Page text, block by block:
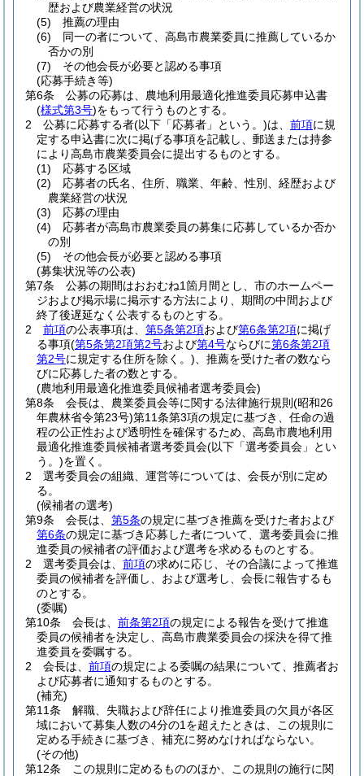
歴および農業経営の状況
(5)
推薦の理由
(6)
同一の者について、高島市農業委員に推薦しているか
否かの別
(7)
その他会長が必要と認める事項
(応募手続き等)
第6条
公募の応募は、農地利用最適化推進委員応募申込書
(様式第3号)をもって行うものとする。
2
公募に応募する者(以下「応募者」という。)は、 前項に規
定する申込書に次に掲げる事項を記載し、郵送または持参
により高島市農業委員会に提出するものとする。
(1)
応募する区域
(2)
応募者の氏名、住所、職業、年齢、性別、経歴および
農業経営の状況
(3)
応募の理由
(4)
応募者が高島市農業委員の募集に応募しているか否か
の別
(5)
その他会長が必要と認める事項
(募集状況等の公表)
第7条
公募の期間はおおむね1箇月間とし、市のホームペー
ジおよび掲示場に掲示する方法により、期間の中間および
終了後遅延なく公表するものとする。
2
前項の公表事項は、 第5条第2項および第6条第2項に掲げ
る事項(第5条第2項第2号および第4号ならびに第6条第2項
第2号に規定する住所を除く。) 、推薦を受けた者の数なら
びに応募した者の数とする。
(農地利用最適化推進委員候補者選考委員会)
第8条
会長は、農業委員会等に関する法律施行規則 (昭和26
年農林省令第23号)第11条第3項の規定に基づき、任命の過
程の公正性および透明性を確保するため、高島市農地利用
最適化推進委員候補者選考委員会(以下「選考委員会」とい
う。)を置く。
2
選考委員会の組織、運営等については、会長が別に定め
る。
(候補者の選考)
第9条
会長は、 第5条の規定に基づき推薦を受けた者および
第6条の規定に基づき応募した者について、選考委員会に推
進委員の候補者の評価および選考を求めるものとする。
2
選考委員会は、 前項の求めに応じ、その合議によって推進
委員の候補者を評価し、および選考し、会長に報告するも
のとする。
(委嘱)
第10条
会長は、 前条第2項の規定による報告を受けて推進
委員の候補者を決定し、高島市農業委員会の採決を得て推
進委員を委嘱する。
2
会長は、 前項の規定による委嘱の結果について、推薦者お
よび応募者に通知するものとする。
(補充)
第11条
解職、失職および辞任により推進委員の欠員が各区
域において募集人数の4分の1を超えたときは、この規則に
定める手続きに基づき、補充に努めなければならない。
(その他)
第12条
この規則に定めるもののほか、この規則の施行に関